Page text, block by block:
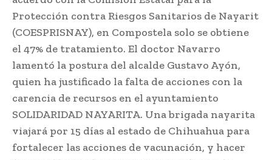
Protección contra Riesgos Sanitarios de Nayarit
(COESPRISNAY), en Compostela solo se obtiene
el 47% de tratamiento. El doctor Navarro
lamentó la postura del alcalde Gustavo Ayón,
quien ha justificado la falta de acciones con la
carencia de recursos en el ayuntamiento
SOLIDARIDAD NAYARITA. Una brigada nayarita
viajará por 15 días al estado de Chihuahua para
fortalecer las acciones de vacunación, y hacer